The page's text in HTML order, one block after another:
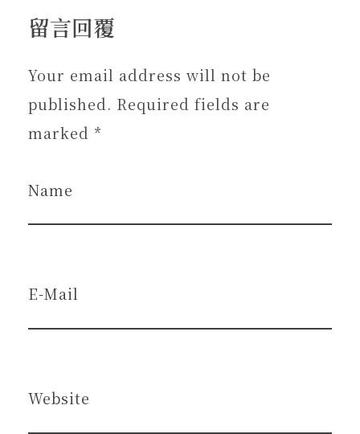
留言回覆
Your email address will not be
published. Required fields are
marked *
Name
E-Mail
Website